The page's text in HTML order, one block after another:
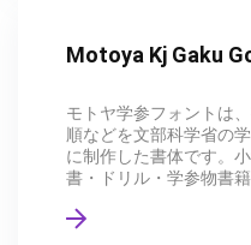
Motoya Kj Gaku
モトヤ学参フォントは
順などを文部科学省の
に制作した書体です。
書・ドリル・学参物書